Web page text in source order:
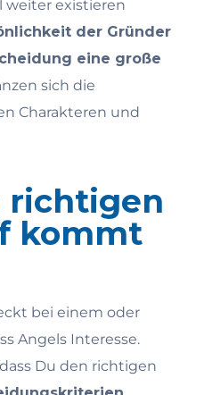
weiter existieren
der Gründer
eine große
sich die
Charakteren und
richtigen
kommt
bei einem oder
Angels Interesse.
Du den richtigen